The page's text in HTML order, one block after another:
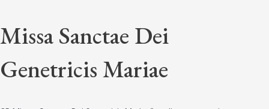
Missa Sanctae Dei
Genetricis Mariae